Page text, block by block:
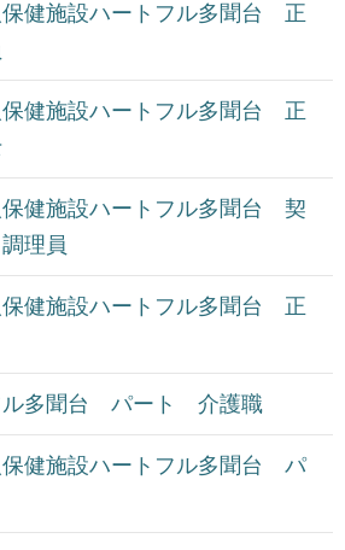
保健施設ハートフル多聞台 正
保健施設ハートフル多聞台 正
保健施設ハートフル多聞台 契
理員
保健施設ハートフル多聞台 正
ル多聞台 パート 介護職
保健施設ハートフル多聞台 パ